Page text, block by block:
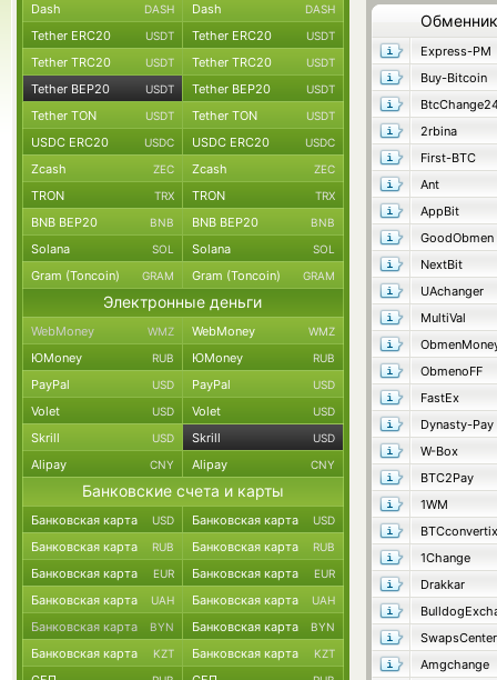
Обменник
Express-PM
Buy-Bitcoin
2rbina
First-BTC
Ant
AppBit
GoodObmen
NextBit
UAchanger
MultiVal
ObmenoFF
FastEx
Dynasty-Pay
W-Box
BTC2Pay
1WM
BTCconvertix
1Change
Drakkar
SwapsCenter
Amgchange
Dash DASH Dash DASH
Tether ERC20 USDT Tether ERC20 USDT
Tether TRC20 USDT Tether TRC20 USDT
Tether BEP20 USDT Tether BEP20 USDT
Tether TON USDT Tether TON USDT
USDC ERC20 USDC USDC ERC20 USDC
Zcash ZEC Zcash ZEC
TRON TRX TRON TRX
BNB BEP20 BNB BNB BEP20 BNB
Solana SOL Solana SOL
Gram (Toncoin) GRAM Gram (Toncoin) GRAM
Электронные деньги
WebMoney WMZ WebMoney WMZ
ЮMoney RUB ЮMoney RUB
PayPal USD PayPal USD
Volet USD Volet USD
Skrill USD Skrill USD
Alipay CNY Alipay CNY
Банковские счета и карты
Банковская карта USD Банковская карта USD
Банковская карта RUB Банковская карта RUB
Банковская карта EUR Банковская карта EUR
Банковская карта UAH Банковская карта UAH
Банковская карта BYN Банковская карта BYN
Банковская карта KZT Банковская карта KZT